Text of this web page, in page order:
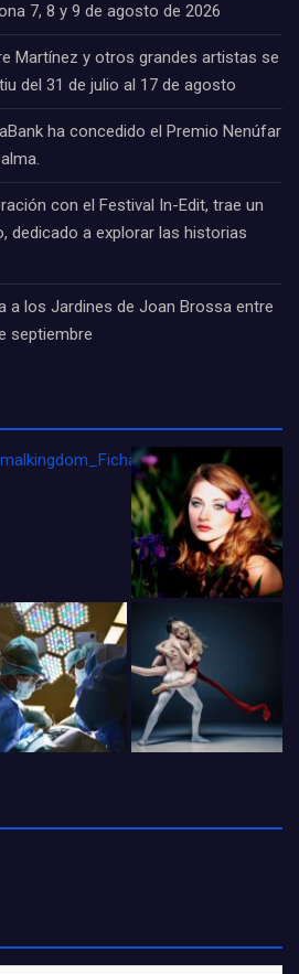
7, 8 y 9 de agosto de 2026
Martínez y otros grandes artistas se
del 31 de julio al 17 de agosto
ha concedido el Premio Nenúfar
con el Festival In-Edit, trae un
dedicado a explorar las historias
a los Jardines de Joan Brossa entre
septiembre